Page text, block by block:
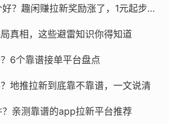
赏帮赚和趣闲赚哪个好？趣闲赚拉新奖励涨了，1元起步更划算
真相，这些避雷知识你得知道
6个靠谱接单平台盘点
地推拉新到底靠不靠谱，一文说清
亲测靠谱的app拉新平台推荐